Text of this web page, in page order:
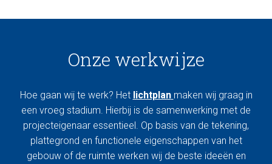
Onze werkwijze
Hoe gaan wij te werk? Het lichtplan maken wij graag in
een vroeg stadium. Hierbij is de samenwerking met de
projecteigenaar essentieel. Op basis van de tekening,
plattegrond en functionele eigenschappen van het
gebouw of de ruimte werken wij de beste ideeën en